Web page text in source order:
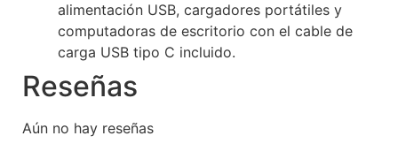
alimentación USB, cargadores portátiles y
computadoras de escritorio con el cable de
carga USB tipo C incluido.
Reseñas
Aún no hay reseñas